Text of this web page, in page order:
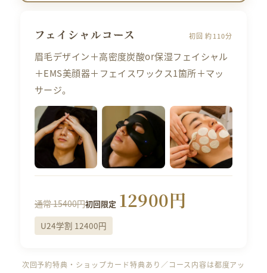
フェイシャルコース 初回 約110分
眉毛デザイン＋高密度炭酸or保湿フェイシャル
＋EMS美顔器＋フェイスワックス1箇所＋マッ
サージ。
通常 15400円初回限定 12900円
U24学割 12400円
次回予約特典・ショップカード特典あり／コース内容は都度アッ